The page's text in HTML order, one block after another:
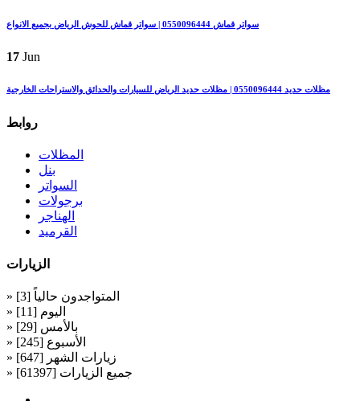
سواتر قماش 0550096444 | سواتر قماش للحوش الرياض بجميع الانواع
17 Jun
مظلات حديد 0550096444 | مظلات حديد الرياض للسيارات والحدائق والاستراحات الخارجية
روابط
المظلات
بنل
السواتر
برجولات
الهناجر
القرميد
الزيارات
» المتواجدون حالياً [3]
» اليوم [11]
» بالأمس [29]
» الأسبوع [245]
» زيارات الشهر [647]
» جميع الزيارات [61397]